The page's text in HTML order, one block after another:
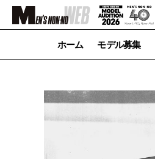
ホーム モデル募集